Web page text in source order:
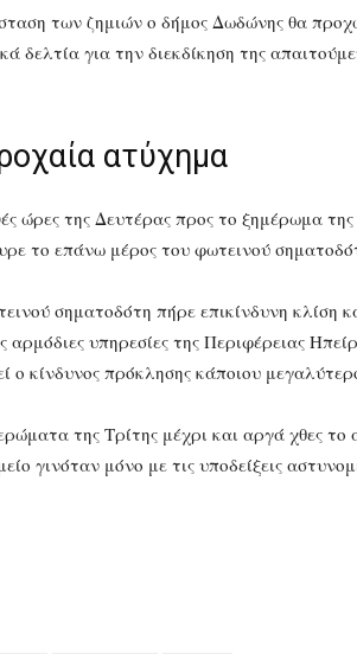
των ζημιών ο δήμος Δωδώνης θα
δελτία για την διεκδίκηση της
ατύχημα
ώρες της Δευτέρας προς το ξημέρωμα
το επάνω μέρος του φωτεινού
σηματοδότη πήρε επικίνδυνη κλίση
αρμόδιες υπηρεσίες της Περιφέρειας
ο κίνδυνος πρόκλησης κάποιου
της Τρίτης μέχρι και αργά χθες
γινόταν μόνο με τις υποδείξεις